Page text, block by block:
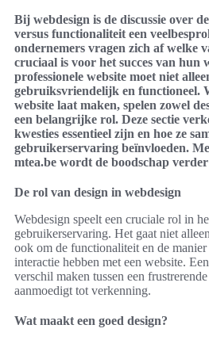
Bij webdesign is de discussie over
versus functionaliteit een
ondernemers vragen zich af welke
cruciaal is voor het succes van hun
professionele website moet niet
gebruiksvriendelijk en functioneel.
website laat maken, spelen zowel
een belangrijke rol. Deze sectie
kwesties essentieel zijn en hoe ze
gebruikerservaring beïnvloeden.
mtea.be wordt de boodschap
De rol van design in webdesign
Webdesign speelt een cruciale rol in
gebruikerservaring. Het gaat niet
ook om de functionaliteit en de
interactie hebben met een website.
verschil maken tussen een
aanmoedigt tot verkenning.
Wat maakt een goed design?